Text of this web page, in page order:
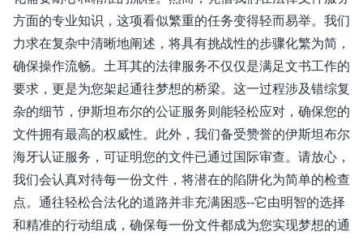
方面的专业知识，这项看似繁重的任务变得轻而易举。我们
力求在复杂中清晰地阐述，将具有挑战性的步骤化繁为简，
确保操作流畅。土耳其的法律服务不仅仅是满足文书工作的
要求，更是为您架起通往梦想的桥梁。这一过程涉及错综复
杂的细节，伊斯坦布尔的公证服务则能轻松应对，确保您的
文件拥有最高的权威性。此外，我们备受赞誉的伊斯坦布尔
海牙认证服务，可证明您的文件已通过国际审查。请放心，
我们会认真对待每一份文件，将潜在的陷阱化为简单的检查
点。通往轻松合法化的道路并非充满困惑--它由明智的选择
和精准的行动组成，确保每一份文件都成为您实现梦想的通